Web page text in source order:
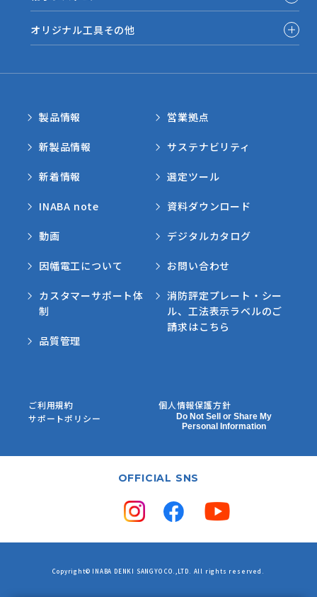
オリジナル工具その他
製品情報
新製品情報
新着情報
INABA note
動画
因幡電工について
カスタマーサポート体
制
品質管理
営業拠点
サステナビリティ
選定ツール
資料ダウンロード
デジタルカタログ
お問い合わせ
消防評定プレート・シー
ル、工法表示ラベルのご
請求はこちら
ご利用規約
個人情報保護方針
サポートポリシー
Do Not Sell or Share My
Personal Information
OFFICIAL SNS
Copyright© INABA DENKI SANGYO CO.,LTD. All rights reserved.